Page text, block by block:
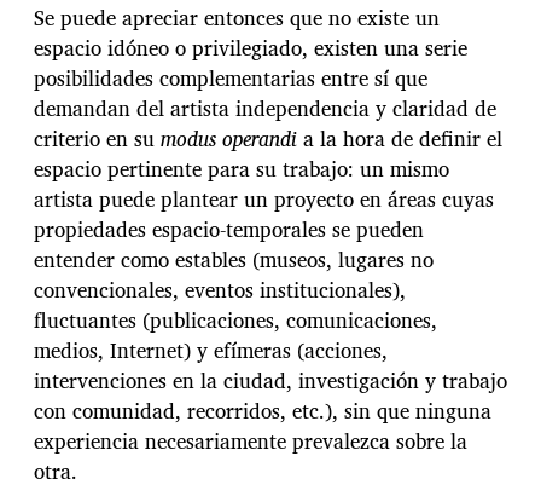
Se puede apreciar entonces que no existe un
espacio idóneo o privilegiado, existen una serie
posibilidades complementarias entre sí que
demandan del artista independencia y claridad de
criterio en sumodus operandia la hora de definir el
espacio pertinente para su trabajo: un mismo
artista puede plantear un proyecto en áreas cuyas
propiedades espacio-temporales se pueden
entender como estables (museos, lugares no
convencionales, eventos institucionales),
fluctuantes (publicaciones, comunicaciones,
medios, Internet) y efímeras (acciones,
intervenciones en la ciudad, investigación y trabajo
con comunidad, recorridos, etc.), sin que ninguna
experiencia necesariamente prevalezca sobre la
otra.